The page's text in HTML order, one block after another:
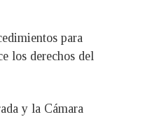
para
los derechos del
y la Cámara